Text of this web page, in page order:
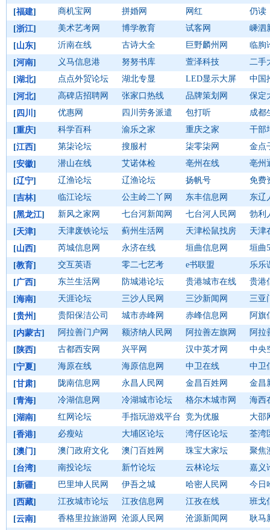
[福建] 商机宝网 拼婚网 网红
仍读
[浙江] 美术艺考网 博学教育 试客网
嵊泗
[山东] 沂南在线 古诗大全 巨野麟州网
临朐
[河南] 义马信息港 努努书库 萱泽科技
二手
[湖北] 点点外贸论坛 湖北专显 LED显示大屏
中国
[河北] 高碑店招聘网 张家口热线 品牌策划网
保定
[ 四川 ] 优惠网 四川劳务派遣 包打听
成都
[重庆] 科学百科 渝乐之家 重庆之家
干部
[江西] 第柒论坛 搜服村 柒零柒网
金点
[安徽] 潜山在线 艾诺体检 亳州在线
亳州
[辽宁] 辽渔论坛 辽渔论坛 扬帆号
免费
[吉林] 临江论坛 公主岭二丫网 东丰信息网
东辽
[黑龙江] 新风之家网 七台河新闻网 七台河人民网
勃利
[天津] 天津废铁论坛 蓟州生活网 天津松鼠找房
天津
[山西] 芮城信息网 永济在线 垣曲信息网
垣曲
[教育] 交互英语 零二七艺考 e书联盟
乐乐
[广西] 东兰生活网 防城港论坛 贵港城市在线
贵港
[海南] 天涯论坛 三沙人民网 三沙新闻网
三亚
[贵州] 贵阳保洁公司 城市赤峰网 赤峰信息网
阿旗
[内蒙古] 阿拉善门户网 额济纳人民网 阿拉善左旗网
阿拉
[陕西] 古都西安网 兴平网 汉中英才网
中央
[宁夏] 海原在线 海原信息网 中卫在线
中卫
[甘肃] 陇南信息网 永昌人民网 金昌百姓网
金昌
[青海] 冷湖信息网 冷湖城市论坛 格尔木城市网
海西
[湖南] 红网论坛 手指玩游戏平台 竞为优服
大邵
[香港] 必瘦站 大埔区论坛 湾仔区论坛
荃湾
[澳门] 澳门政府文化 澳门百姓网 珠宝大家坛
聚焦
[台湾] 南投论坛 新竹论坛 云林论坛
嘉义
[新疆] 巴里坤人民网 伊吾之城 哈密人民网
今日
[西藏] 江孜城市论坛 江孜信息网 江孜在线
班戈
[云南] 香格里拉旅游网 沧源人民网 沧源新闻网
耿马